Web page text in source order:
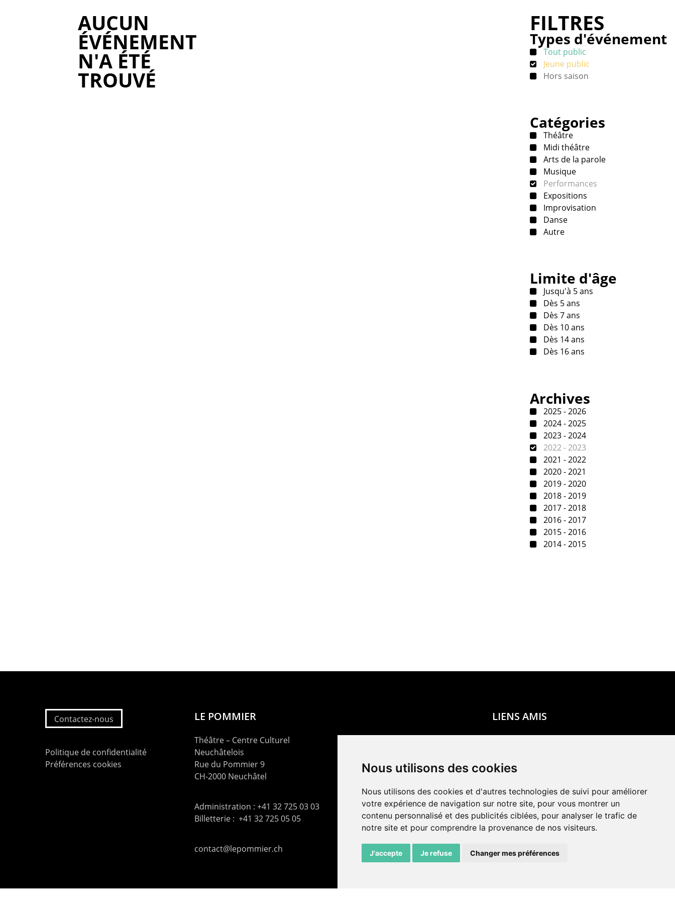
Nous utilisons des cookies
Nous utilisons des cookies et d'autres technologies de suivi pour améliorer
votre expérience de navigation sur notre site, pour vous montrer un
contenu personnalisé et des publicités ciblées, pour analyser le trafic de
notre site et pour comprendre la provenance de nos visiteurs.
J'accepte Je refuse Changer mes préférences
AUCUN
ÉVÉNEMENT
N'A ÉTÉ
TROUVÉ
FILTRES
Types d'événement
Tout public
Jeune public
Hors saison
Catégories
Théâtre
Midi théâtre
Arts de la parole
Musique
Performances
Expositions
Improvisation
Danse
Autre
Limite d'âge
Jusqu'à 5 ans
Dès 5 ans
Dès 7 ans
Dès 10 ans
Dès 14 ans
Dès 16 ans
Archives
2025 - 2026
2024 - 2025
2023 - 2024
2022 - 2023
2021 - 2022
2020 - 2021
2019 - 2020
2018 - 2019
2017 - 2018
2016 - 2017
2015 - 2016
2014 - 2015
Contactez-nous
Politique de confidentialité
Préférences cookies
LE POMMIER
Théâtre – Centre Culturel
Neuchâtelois
Rue du Pommier 9
CH-2000 Neuchâtel
Administration : +41 32 725 03 03
Billetterie : +41 32 725 05 05
contact@lepommier.ch
LIENS AMIS